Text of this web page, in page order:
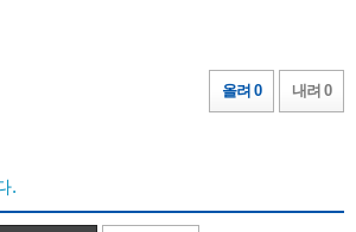
올려 0 내려 0
.